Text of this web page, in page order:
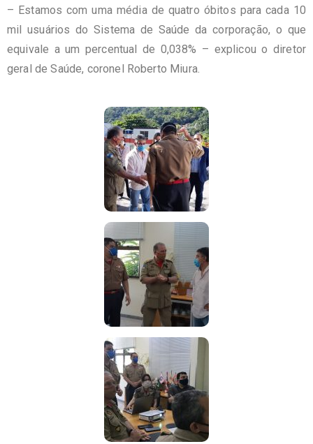
– Estamos com uma média de quatro óbitos para cada 10
mil usuários do Sistema de Saúde da corporação, o que
equivale a um percentual de 0,038% – explicou o diretor
geral de Saúde, coronel Roberto Miura.